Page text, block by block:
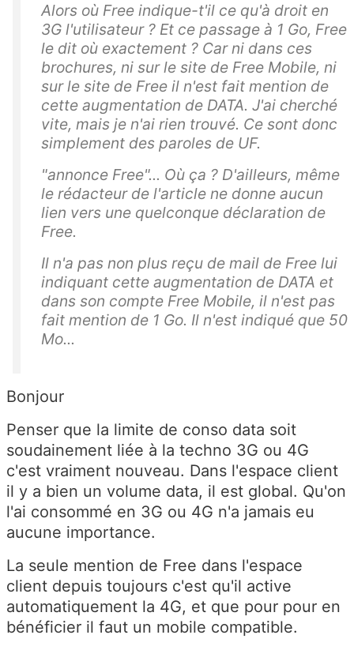
Alors où Free indique-t'il ce qu'à droit en
3G l'utilisateur ? Et ce passage à 1 Go, Free
le dit où exactement ? Car ni dans ces
brochures, ni sur le site de Free Mobile, ni
sur le site de Free il n'est fait mention de
cette augmentation de DATA. J'ai cherché
vite, mais je n'ai rien trouvé. Ce sont donc
simplement des paroles de UF.
"annonce Free"... Où ça ? D'ailleurs, même
le rédacteur de l'article ne donne aucun
lien vers une quelconque déclaration de
Free.
Il n'a pas non plus reçu de mail de Free lui
indiquant cette augmentation de DATA et
dans son compte Free Mobile, il n'est pas
fait mention de 1 Go. Il n'est indiqué que 50
Mo...
Bonjour
Penser que la limite de conso data soit
soudainement liée à la techno 3G ou 4G
c'est vraiment nouveau. Dans l'espace client
il y a bien un volume data, il est global. Qu'on
l'ai consommé en 3G ou 4G n'a jamais eu
aucune importance.
La seule mention de Free dans l'espace
client depuis toujours c'est qu'il active
automatiquement la 4G, et que pour pour en
bénéficier il faut un mobile compatible.